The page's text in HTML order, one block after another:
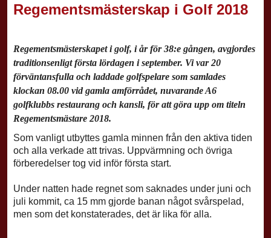
Regementsmästerskap i Golf 2018
Regementsmästerskapet i golf, i år för 38:e gången, avgjordes
traditionsenligt första lördagen i september. Vi var 20
förväntansfulla och laddade golfspelare som samlades
klockan 08.00 vid gamla amförrådet, nuvarande A6
golfklubbs restaurang och kansli, för att göra upp om titeln
Regementsmästare 2018.
Som vanligt utbyttes gamla minnen från den aktiva tiden
och alla verkade att trivas. Uppvärmning och övriga
förberedelser tog vid inför första start.
Under natten hade regnet som saknades under juni och
juli kommit, ca 15 mm gjorde banan något svårspelad,
men som det konstaterades, det är lika för alla.